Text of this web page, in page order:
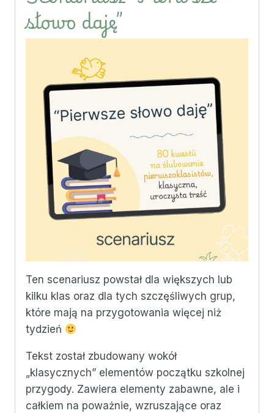
słowo daję”
Ten scenariusz powstał dla większych lub
kilku klas oraz dla tych szczęśliwych grup,
które mają na przygotowania więcej niż
tydzień
Tekst został zbudowany wokół
„klasycznych” elementów początku szkolnej
przygody. Zawiera elementy zabawne, ale i
całkiem na poważnie, wzruszające oraz